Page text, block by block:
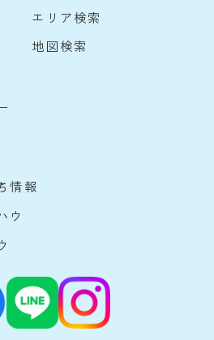
エリア検索
地図検索
情報
ウ